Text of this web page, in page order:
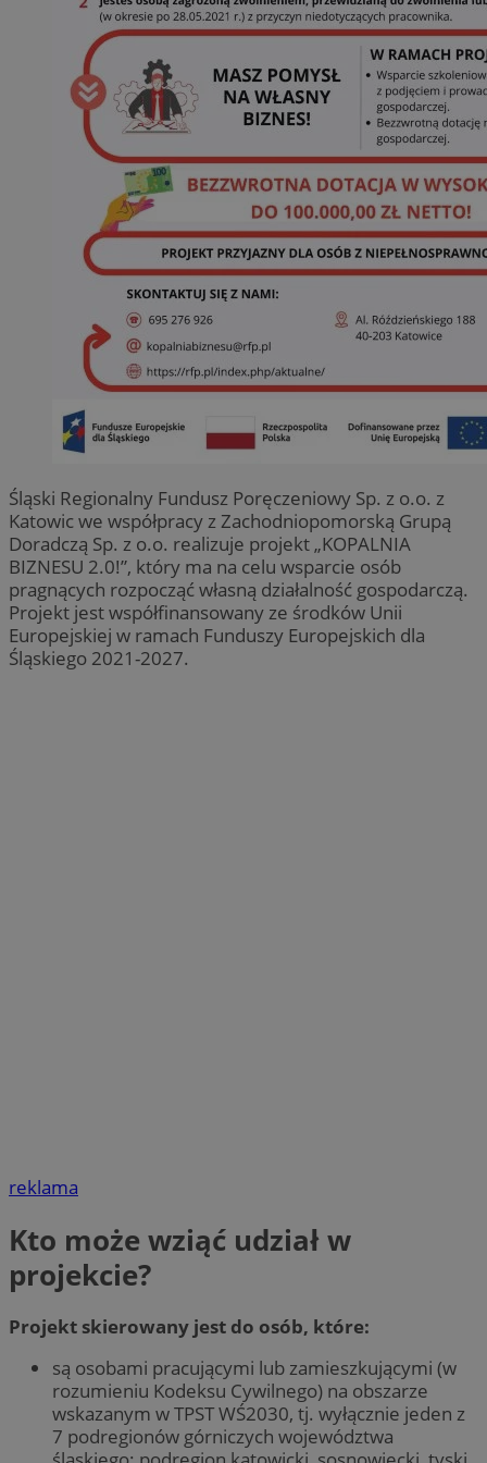
Śląski Regionalny Fundusz Poręczeniowy Sp. z o.o. z
Katowic we współpracy z Zachodniopomorską Grupą
Doradczą Sp. z o.o. realizuje projekt „KOPALNIA
BIZNESU 2.0!”, który ma na celu wsparcie osób
pragnących rozpocząć własną działalność gospodarczą.
Projekt jest współfinansowany ze środków Unii
Europejskiej w ramach Funduszy Europejskich dla
Śląskiego 2021-2027.
reklama
Kto może wziąć udział w
projekcie?
Projekt skierowany jest do osób, które:
są osobami pracującymi lub zamieszkującymi (w
rozumieniu Kodeksu Cywilnego) na obszarze
wskazanym w TPST WŚ2030, tj. wyłącznie jeden z
7 podregionów górniczych województwa